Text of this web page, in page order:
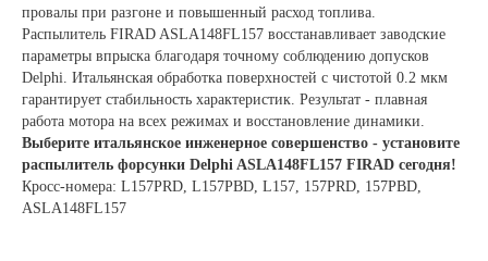
провалы при разгоне и повышенный расход топлива.
Распылитель FIRAD ASLA148FL157 восстанавливает заводские
параметры впрыска благодаря точному соблюдению допусков
Delphi. Итальянская обработка поверхностей с чистотой 0.2 мкм
гарантирует стабильность характеристик. Результат - плавная
работа мотора на всех режимах и восстановление динамики.
Выберите итальянское инженерное совершенство - установите
распылитель форсунки Delphi ASLA148FL157 FIRAD сегодня!
Кросс-номера: L157PRD, L157PBD, L157, 157PRD, 157PBD,
ASLA148FL157